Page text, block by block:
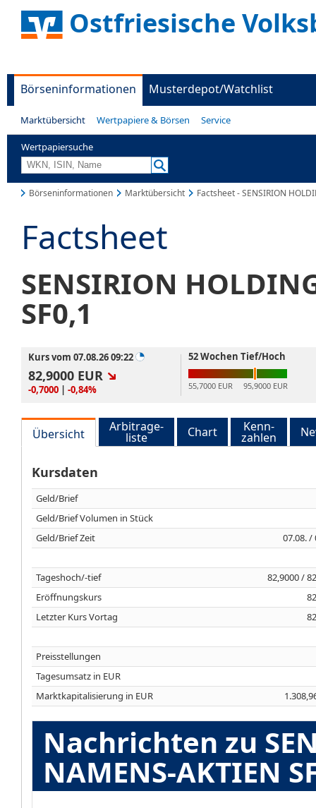
Ostfriesische
Börseninformationen Musterdepot/Watchlist
Marktübersicht Wertpapiere & Börsen Service
Wertpapiersuche
Börseninformationen Marktübersicht Factsheet - SENSIRION
Factsheet
SENSIRION
SF0,1
Kurs vom 07.08.26 09:22
82,9000 EUR
-0,7000 | -0,84%
52 Wochen Tief/Hoch
55,7000 EUR 95,9000 EUR
Übersicht Arbitrage-
liste Chart Kenn-
zahlen
Kursdaten
Geld/Brief
Geld/Brief Volumen in Stück
Geld/Brief Zeit
07.08. /
Tageshoch/-tief
82,9000 /
Eröffnungskurs
Letzter Kurs Vortag
Preisstellungen
Tagesumsatz in EUR
Marktkapitalisierung in EUR
Nachrichten zu
NAMENS-AKTIEN